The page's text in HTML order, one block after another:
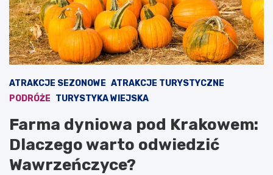
ATRAKCJE SEZONOWE ATRAKCJE TURYSTYCZNE
PODRÓŻE TURYSTYKA WIEJSKA
Farma dyniowa pod Krakowem:
Dlaczego warto odwiedzić
Wawrzeńczyce?